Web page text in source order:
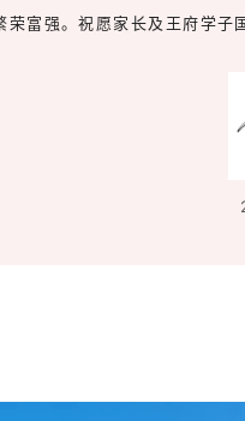
荣富强。祝愿家长及王府学子